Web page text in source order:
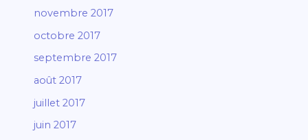
novembre 2017
octobre 2017
septembre 2017
août 2017
juillet 2017
juin 2017